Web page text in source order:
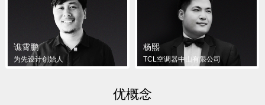
谯霄鹏
为先设计创始人
杨熙
TCL空调器中山有限公司
优概念